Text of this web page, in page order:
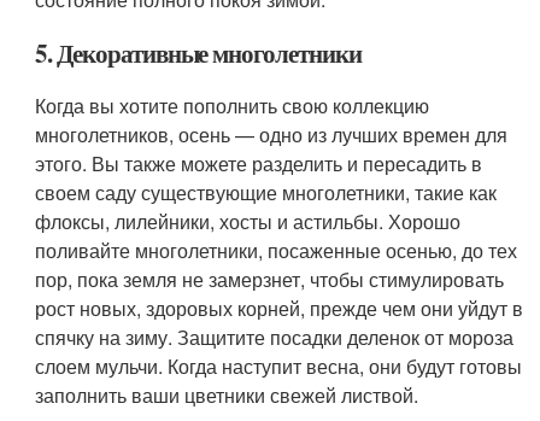
5. Декоративные многолетники
Когда вы хотите пополнить свою коллекцию
многолетников, осень — одно из лучших времен для
этого. Вы также можете разделить и пересадить в
своем саду существующие многолетники, такие как
флоксы, лилейники, хосты и астильбы. Хорошо
поливайте многолетники, посаженные осенью, до тех
пор, пока земля не замерзнет, ​​чтобы стимулировать
рост новых, здоровых корней, прежде чем они уйдут в
спячку на зиму. Защитите посадки деленок от мороза
слоем мульчи. Когда наступит весна, они будут готовы
заполнить ваши цветники свежей листвой.